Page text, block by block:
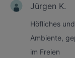
Jürgen K.
Höfliches
Ambiente,
im Freien